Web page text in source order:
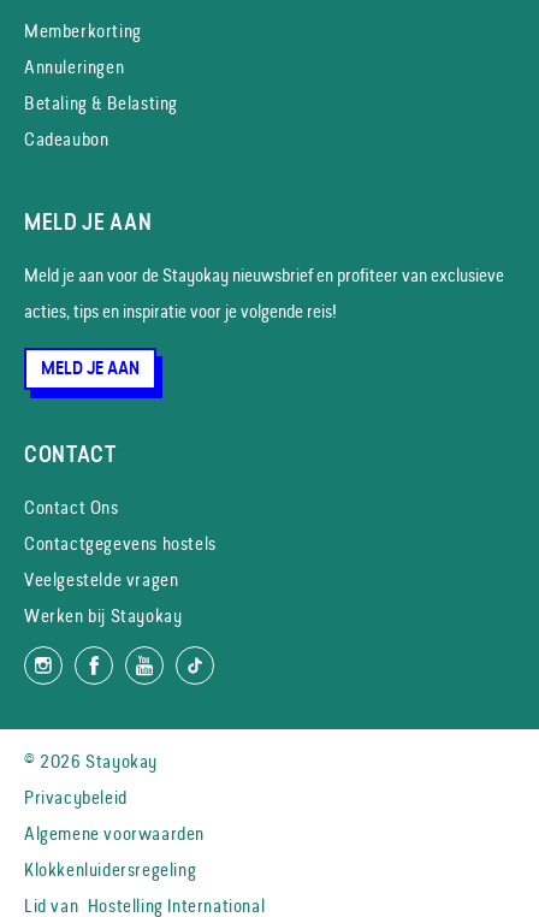
Memberkorting
Annuleringen
Betaling & Belasting
Cadeaubon
MELD JE AAN
Meld je aan voor de Stayokay nieuws­brief en profiteer van exclusieve
acties, tips en inspiratie voor je volgende reis!
MELD JE AAN
CONTACT
Contact Ons
Contactgegevens hostels
Veelgestelde vragen
Werken bij Stayokay
© 2026 Stayokay
Privacybeleid
Algemene voorwaarden
Klokkenluidersregeling
Lid van Hostelling International